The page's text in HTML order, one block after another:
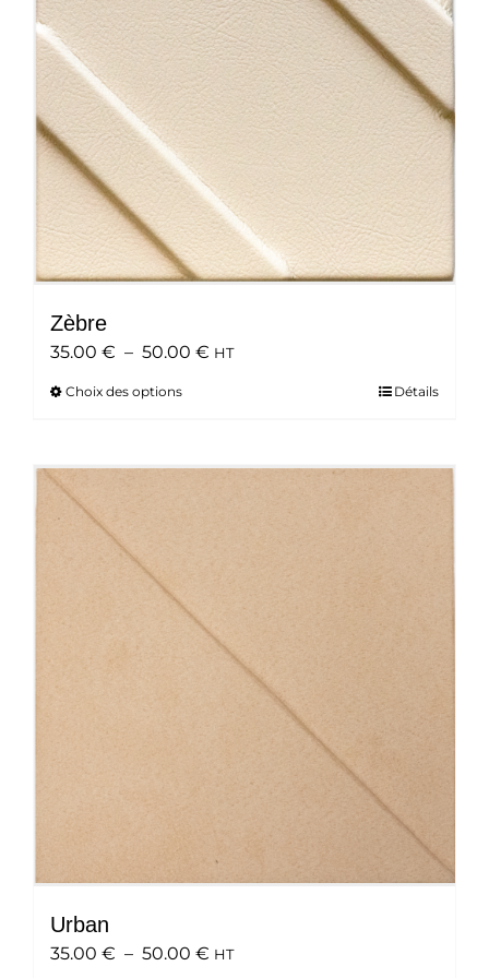
choisies
sur
la
page
du
produit
Zèbre
35.00 € – 50.00 € Plage
50.00 €
HT
Choix des optionsCe
plusieurs
variations.
options
peuvent
être
choisies
sur
la
du
Détails
Urban
35.00 € – 50.00 € Plage
HT